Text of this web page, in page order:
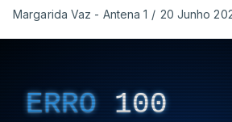
Margarida Vaz - Antena 1 / 20 Junho
ERRO 100